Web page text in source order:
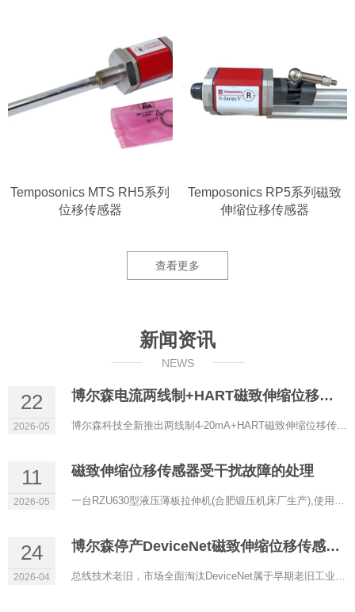
Temposonics MTS RH5系列
位移传感器
Temposonics RP5系列磁致
伸缩位移传感器
查看更多
新闻资讯
NEWS
22
2026-05
博尔森电流两线制+HART磁致伸缩位移传感器正式上线
11
2026-05
磁致伸缩位移传感器受干扰故障的处理
24
2026-04
博尔森停产DeviceNet磁致伸缩位移传感器的原因